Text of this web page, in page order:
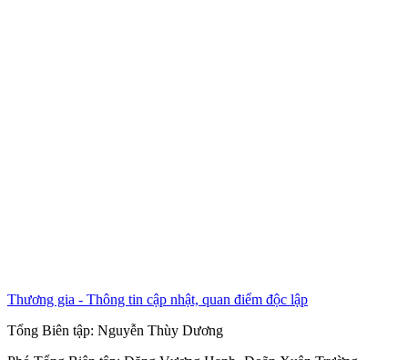
Thương gia - Thông tin cập nhật, quan điểm độc lập
Tổng Biên tập: Nguyễn Thùy Dương